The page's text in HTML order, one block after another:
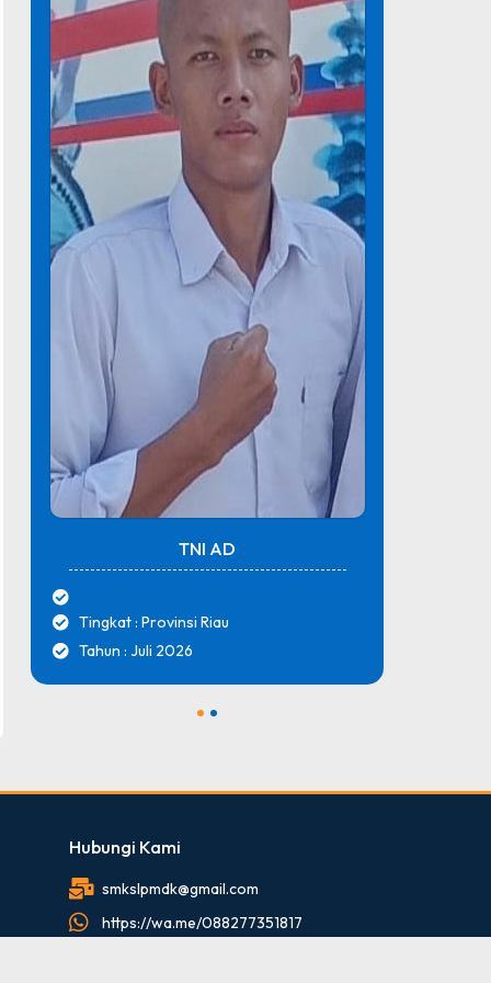
TNI AD
Tingkat : Provinsi Riau
Tahun : Juli 2026
Hubungi Kami
smkslpmdk@gmail.com
https://wa.me/088277351817